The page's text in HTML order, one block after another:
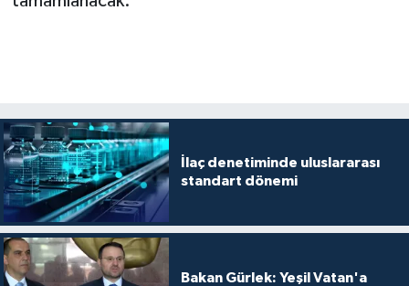
İlaç denetiminde uluslararası
standart dönemi
Bakan Gürlek: Yeşil Vatan'a